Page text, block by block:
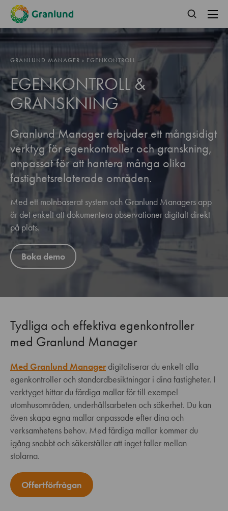
GRANLUND MANAGER › EGENKONTROLL
EGENKONTROLL &
GRANSKNING
Granlund Manager erbjuder ett mångsidigt
verktyg för egenkontroller och granskning,
anpassat för att hantera många olika
fastighetsrelaterade områden.
Med ett molnbaserat system och Granlund Managers app
är det enkelt att dokumentera observationer digitalt direkt
på plats.
Boka demo
Tydliga och effektiva egenkontroller
med Granlund Manager
Med Granlund Managerdigitaliserar du enkelt alla
egenkontroller och standardbesiktningar i dina fastigheter. I
verktyget hittar du färdiga mallar för till exempel
utomhusområden, underhållsarbeten och säkerhet. Du kan
även skapa egna mallar anpassade efter dina och
verksamhetens behov. Med färdiga mallar kommer du
igång snabbt och säkerställer att inget faller mellan
stolarna.
Offertförfrågan